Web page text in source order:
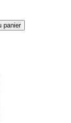
panier